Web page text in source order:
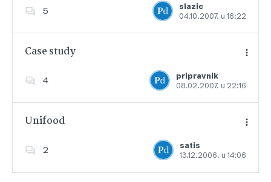
5
slazic
04.10.2007. u 16:22
Dodajte u favorite
Case study
4
pripravnik
08.02.2007. u 22:16
Dodajte u favorite
Unifood
2
satis
13.12.2006. u 14:06
Dodajte u favorite